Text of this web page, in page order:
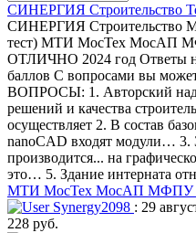
СИНЕРГИЯ Строительство
СИНЕРГИЯ Строительство
тест) МТИ МосТех МосАП
ОТЛИЧНО 2024 год Ответы
баллов С вопросами вы
ВОПРОСЫ: 1. Авторский
решений и качества
осуществляет 2. В состав
nanoCAD входят модули… 3.
производится... на
это… 5. Здание интерната
МТИ МосТех МосАП МФПУ
Synergy2098 : 29
228 руб.